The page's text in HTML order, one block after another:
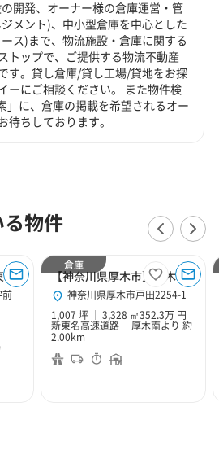
開発、オーナー様の倉庫運営・管
メント)、中小型倉庫を中心とした
ス)まで、物流施設・倉庫に関する
トップで、ご提供する物流不動産
す。貸し倉庫/貸し工場/貸地をお探
ーにご相談ください。 また物件検
」に、倉庫の掲載を希望されるオー
待ちしております。
物件
【埼玉県羽生市】北関東Hubセンター
前
【神奈川県厚木市】厚木１０２
神奈川県厚木市戸田2254-1
1,007 坪
3,328 ㎡352.3万 円
新東名高速道路 厚木南より 約
2.00km
倉庫